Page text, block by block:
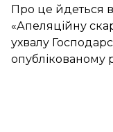
Про це йдеться
«Апеляційну
ухвалу
опублікованому